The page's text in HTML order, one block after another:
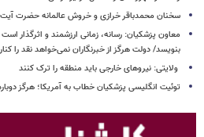
سخنان محمدباقر خرازی و خروش عالمانه حضرت آیت
معاون پزشکیان: رسانه، زمانی ارزشمند و اثرگذار
بنویسد/ دولت هرگز از خبرنگاران نمی‌خواهد نقد را کنار
ولایتی: نیروهای خارجی باید منطقه را ترک کنند
توئیت انگلیسی پزشکیان خطاب به آمریکا؛ هرگز